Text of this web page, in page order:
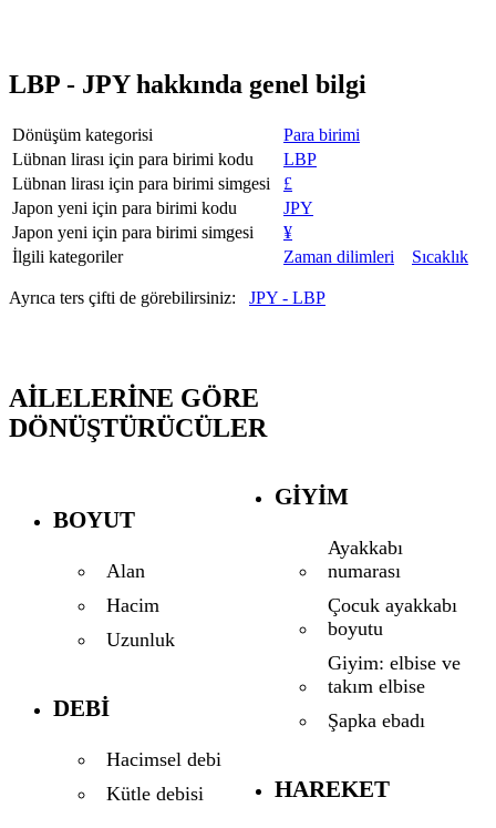
LBP - JPY hakkında genel bilgi
Dönüşüm kategorisi
Para birimi
Lübnan lirası için para birimi kodu
LBP
Lübnan lirası için para birimi simgesi
£
Japon yeni için para birimi kodu
JPY
Japon yeni için para birimi simgesi
¥
İlgili kategoriler
Zaman dilimleri Sıcaklık
Ayrıca ters çifti de görebilirsiniz: JPY - LBP
AILELERINE GÖRE
DÖNÜŞTÜRÜCÜLER
BOYUT
Alan
Hacim
Uzunluk
DEBI
Hacimsel debi
Kütle debisi
GIYIM
Ayakkabı
numarası
Çocuk ayakkabı
boyutu
Giyim: elbise ve
takım elbise
Şapka ebadı
HAREKET